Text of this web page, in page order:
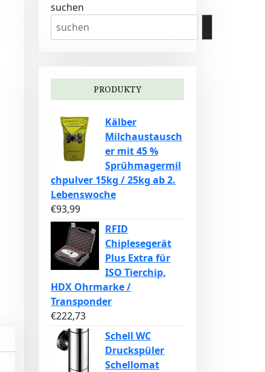
suchen
PRODUKTY
Kälber
Milchaustausch
er mit 45 %
Sprühmagermil
chpulver 15kg / 25kg ab 2.
Lebenswoche
€93,99
RFID
Chiplesegerät
Plus Extra für
ISO Tierchip,
HDX Ohrmarke /
Transponder
€222,73
Schell WC
Druckspüler
Schellomat